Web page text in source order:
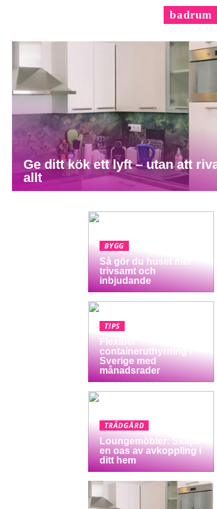
badrum
Ge ditt kök ett lyft – utan att
allt
BYGG
Så gör du huset mer
trivsamt och
inbjudande
TIPS
Flexibel
containeruthyrning i
Sverige med
månadsrader
TRÄDGÅRD
Loungemöbler: Skapa
en oas av avkoppling i
ditt hem